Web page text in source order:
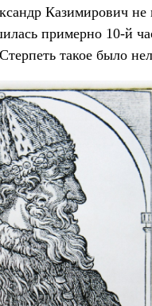
Казимирович
примерно 10-й
такое было